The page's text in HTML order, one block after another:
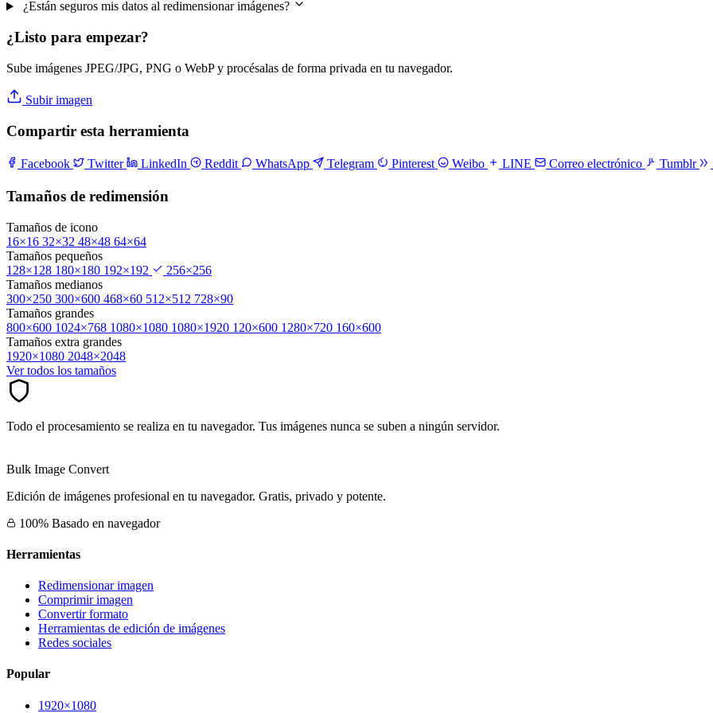
¿Están seguros mis datos al redimensionar imágenes?
¿Listo para empezar?
Sube imágenes JPEG/JPG, PNG o WebP y procésalas de forma privada en tu navegador.
Subir imagen
Compartir esta herramienta
Facebook Twitter LinkedIn Reddit WhatsApp Telegram Pinterest Weibo LINE Correo electrónico Tumblr
Tamaños de redimensión
Tamaños de icono
16×16 32×32 48×48 64×64
Tamaños pequeños
128×128 180×180 192×192
256×256
Tamaños medianos
300×250 300×600 468×60 512×512 728×90
Tamaños grandes
800×600 1024×768 1080×1080 1080×1920 120×600 1280×720 160×600
Tamaños extra grandes
1920×1080 2048×2048
Ver todos los tamaños
Todo el procesamiento se realiza en tu navegador. Tus imágenes nunca se suben a ningún servidor.
Bulk Image Convert
Edición de imágenes profesional en tu navegador. Gratis, privado y potente.
100% Basado en navegador
Herramientas
Redimensionar imagen
Comprimir imagen
Convertir formato
Herramientas de edición de imágenes
Redes sociales
Popular
1920×1080